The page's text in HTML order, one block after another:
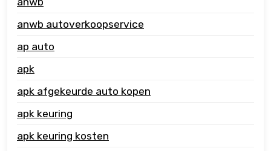
anwb autoverkoopservice
ap auto
apk
apk afgekeurde auto kopen
apk keuring
apk keuring kosten